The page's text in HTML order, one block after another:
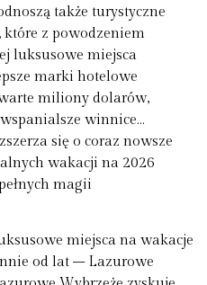
także turystyczne
z powodzeniem
luksusowe miejsca
marki hotelowe
miliony dolarów,
winnice…
się o coraz nowsze
wakacji na 2026
magii
miejsca na wakacje
od lat – Lazurowe